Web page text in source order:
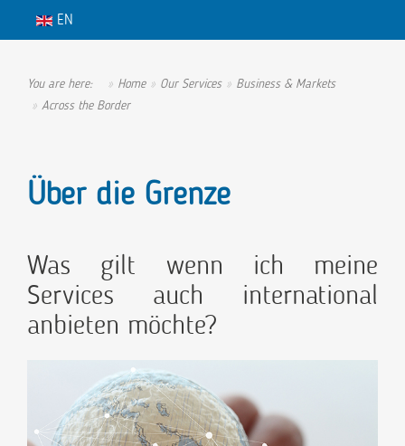
Select your language
EN
You are here: Home Our Services
Business & Markets
Across the Border
Über die Grenze
Was gilt wenn ich meine
Services auch international
anbieten möchte?